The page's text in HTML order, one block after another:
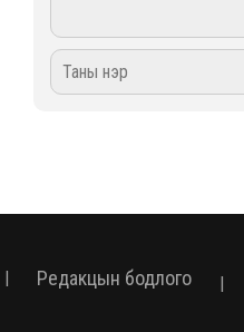
| Редакцын бодлого |